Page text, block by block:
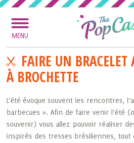
MENU
FAIRE UN
À BROCHETTE
L’été évoque souvent les rencontres,
barbecues ». Afin de faire venir l’été
souvenir) vous allez pouvoir réaliser
inspirés des tresses brésiliennes, tout